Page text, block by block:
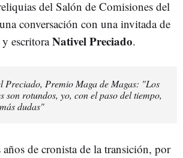
del Salón de Comisiones del
conversación con una invitada de
escritoraNativel Preciado.
Preciado, Premio Maga de Magas: "Los
son rotundos, yo, con el paso del tiempo,
dudas"
de cronista de la transición, por